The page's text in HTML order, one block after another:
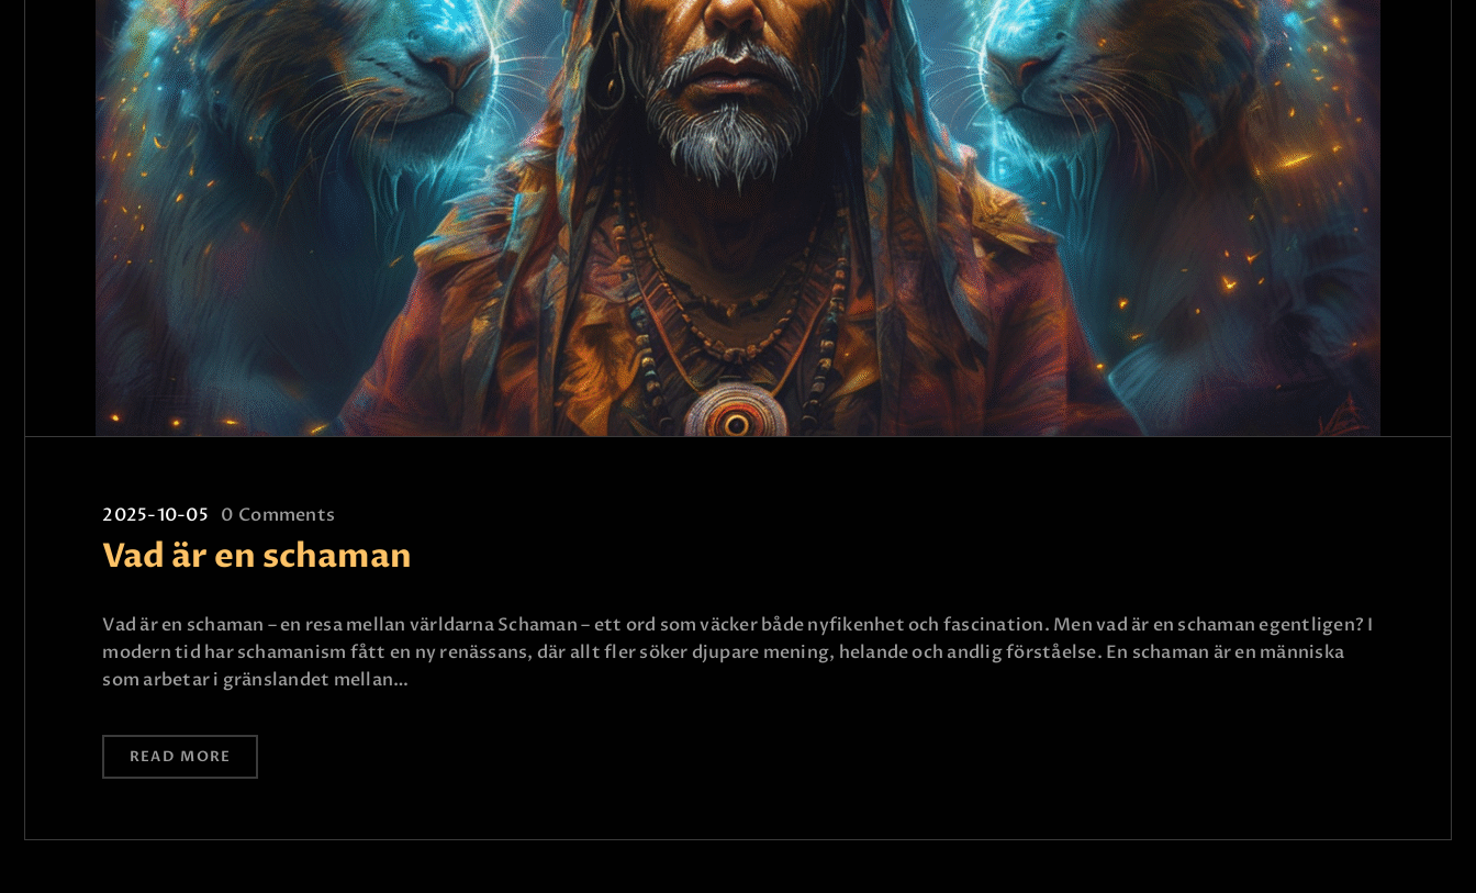
2025-10-05 0 Comments
Vad är en schaman
Vad är en schaman – en resa mellan världarna Schaman – ett ord som väcker både nyfikenhet och fascination. Men vad är en schaman egentligen? I
modern tid har schamanism fått en ny renässans, där allt fler söker djupare mening, helande och andlig förståelse. En schaman är en människa
som arbetar i gränslandet mellan…
READ MORE